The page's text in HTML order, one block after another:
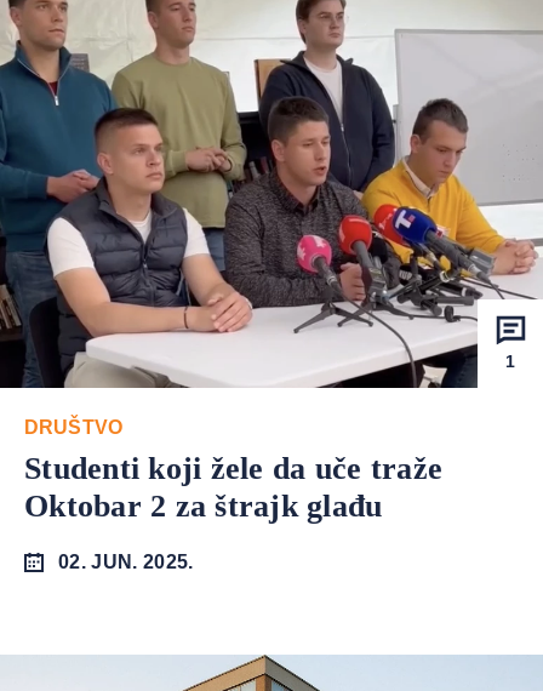
1
DRUŠTVO
Studenti koji žele da uče traže
Oktobar 2 za štrajk glađu
02. JUN. 2025.